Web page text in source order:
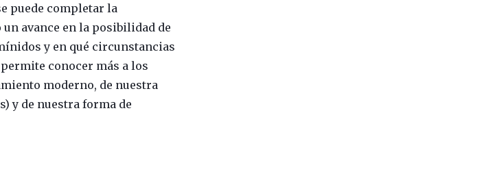
puede completar la
avance en la posibilidad de
y en qué circunstancias
conocer más a los
moderno, de nuestra
y de nuestra forma de